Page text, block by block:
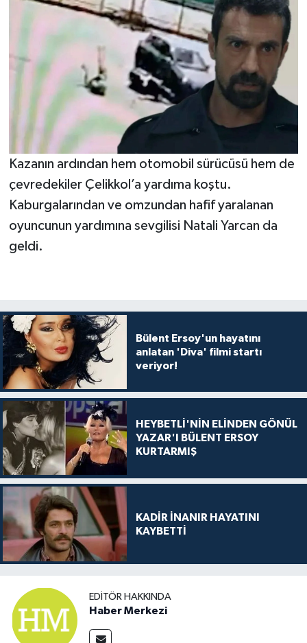
Kazanın ardından hem otomobil sürücüsü hem de
çevredekiler Çelikkol’a yardıma koştu.
Kaburgalarından ve omzundan hafif yaralanan
oyuncunun yardımına sevgilisi Natali Yarcan da
geldi.
Bülent Ersoy'un hayatını
anlatan 'Diva' filmi startı
veriyor!
HEYBETLİ'NİN ELİNDEN GÖNÜL
YAZAR'I BÜLENT ERSOY
KURTARMIŞ
KADİR İNANIR HAYATINI
KAYBETTİ
EDITÖR HAKKINDA
Haber Merkezi